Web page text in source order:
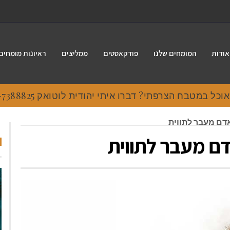
אודות המומחים שלנו פודקאסטים ממליצים ראיונות
במטבח הצרפתי? דברו איתי יהודית לוטואק 054-7388825.
מעבר לתווית
מעבר לתווית